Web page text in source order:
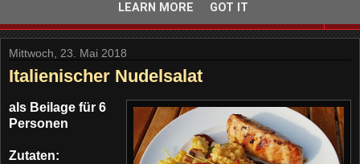
Mittwoch, 23. Mai 2018
Italienischer Nudelsalat
als Beilage für 6
Personen
Zutaten:
LEARN MORE GOT IT